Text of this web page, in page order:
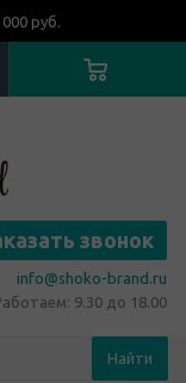
руб.
звонок
info@shoko-brand.ru
9.30 до 18.00
Найти